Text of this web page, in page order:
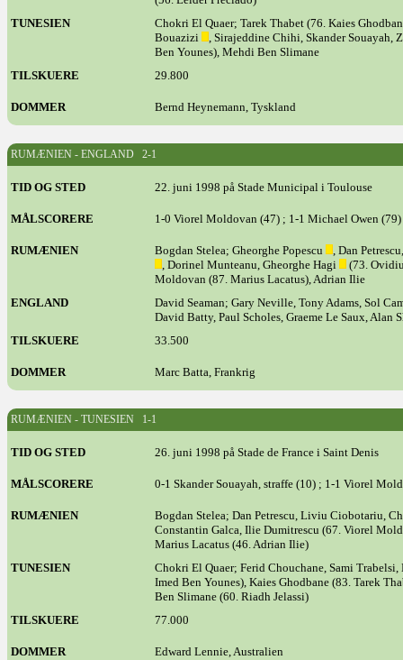
TUNESIEN
Chokri El Quaer; Tarek Thabet (76. Kaies
Bouazizi
, Sirajeddine Chihi, Skander Souayah,
Ben Younes), Mehdi Ben Slimane
TILSKUERE
29.800
DOMMER Bernd Heynemann, Tyskland
RUMÆNIEN - ENGLAND 2-1
TID OG STED 22. juni 1998 på Stade Municipal i Toulouse
MÅLSCORERE 1-0 Viorel Moldovan (47) ; 1-1 Michael Owen (79)
RUMÆNIEN Bogdan Stelea; Gheorghe Popescu
, Dan
, Dorinel Munteanu, Gheorghe Hagi
(73.
Moldovan (87. Marius Lacatus), Adrian Ilie
ENGLAND
David Seaman; Gary Neville, Tony Adams, Sol
David Batty, Paul Scholes, Graeme Le Saux, Alan
TILSKUERE
33.500
DOMMER Marc Batta, Frankrig
RUMÆNIEN - TUNESIEN 1-1
TID OG STED 26. juni 1998 på Stade de France i Saint Denis
MÅLSCORERE 0-1 Skander Souayah, straffe (10) ; 1-1 Viorel
RUMÆNIEN
Bogdan Stelea; Dan Petrescu, Liviu Ciobotariu,
Constantin Galca, Ilie Dumitrescu (67. Viorel
Marius Lacatus (46. Adrian Ilie)
TUNESIEN
Chokri El Quaer; Ferid Chouchane, Sami
Imed Ben Younes), Kaies Ghodbane (83. Tarek
Ben Slimane (60. Riadh Jelassi)
TILSKUERE
77.000
DOMMER Edward Lennie, Australien